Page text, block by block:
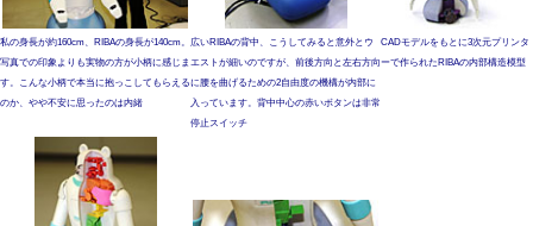
私の身長が約160cm、RIBAの身長が140cm。
写真での印象よりも実物の方が小柄に感じま
す。こんな小柄で本当に抱っこしてもらえる
のか、やや不安に思ったのは内緒
広いRIBAの背中、こうしてみると意外とウ
エストが細いのですが、前後方向と左右方向
に腰を曲げるための2自由度の機構が内部に
入っています。背中中心の赤いボタンは非常
停止スイッチ
CADモデルをもとに3次元プリンタ
ーで作られたRIBAの内部構造模型